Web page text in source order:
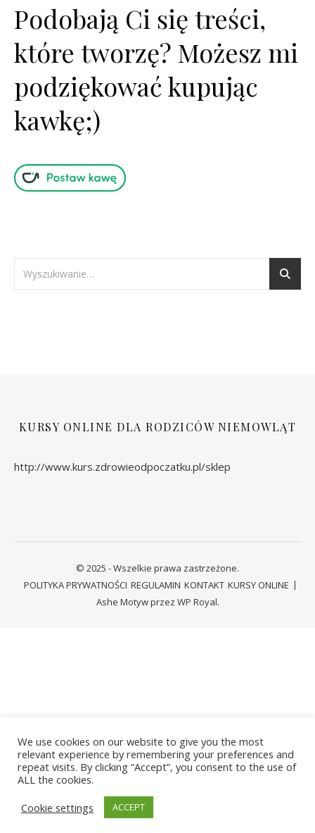
Podobają Ci się treści,
które tworzę? Możesz mi
podziękować kupując
kawkę;)
KURSY ONLINE DLA RODZICÓW NIEMOWLĄT
http://www.kurs.zdrowieodpoczatku.pl/sklep
© 2025 - Wszelkie prawa zastrzeżone.
POLITYKA PRYWATNOŚCI REGULAMIN KONTAKT KURSY ONLINE
Ashe Motyw przez WP Royal.
We use cookies on our website to give you the most
relevant experience by remembering your preferences and
repeat visits. By clicking “Accept”, you consent to the use of
ALL the cookies.
Cookie settings
ACCEPT